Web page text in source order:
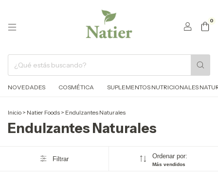
0
NOVEDADES COSMÉTICA SUPLEMENTOS NUTRICIONALES
Inicio > Natier Foods > Endulzantes Naturales
Endulzantes Naturales
Filtrar Ordenar por:
Más vendidos